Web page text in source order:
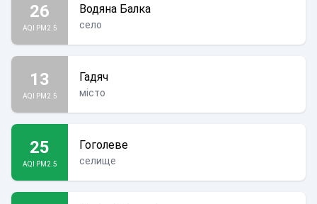
26
AQI PM2.5
Водяна Балка
село
13
AQI PM2.5
Гадяч
місто
25
AQI PM2.5
Гоголеве
селище